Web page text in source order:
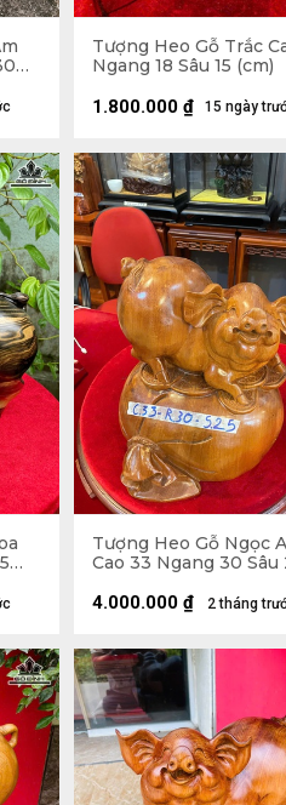
Tượng Heo Gỗ Trắc
Ngang 18 Sâu 15 (cm)
15 ngày
1.800.000 ₫
Tượng Heo Gỗ Ngọc
Cao 33 Ngang 30 Sâu
2 tháng
4.000.000 ₫